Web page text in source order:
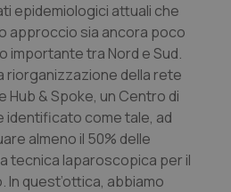
epidemiologici attuali che
approccio sia ancora poco
importante tra Nord e Sud.
riorganizzazione della rete
& Spoke, un Centro di
identificato come tale, ad
almeno il 50% delle
tecnica laparoscopica per il
quest’ottica, abbiamo